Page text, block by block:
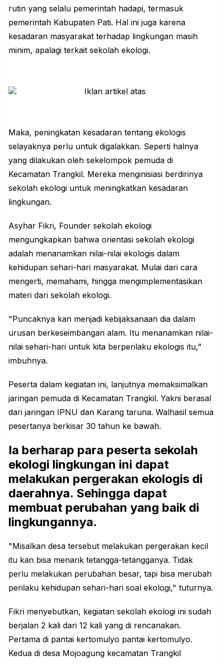
rutin yang selalu pemerintah hadapi, termasuk
pemerintah Kabupaten Pati. Hal ini juga karena
kesadaran masyarakat terhadap lingkungan masih
minim, apalagi terkait sekolah ekologi.
Maka, peningkatan kesadaran tentang ekologis
selayaknya perlu untuk digalakkan. Seperti halnya
yang dilakukan oleh sekelompok pemuda di
Kecamatan Trangkil. Mereka menginisiasi berdirinya
sekolah ekologi untuk meningkatkan kesadaran
lingkungan.
Asyhar Fikri, Founder sekolah ekologi
mengungkapkan bahwa orientasi sekolah ekologi
adalah menanamkan nilai-nilai ekologis dalam
kehidupan sehari-hari masyarakat. Mulai dari cara
mengerti, memahami, hingga mengimplementasikan
materi dari sekolah ekologi.
"Puncaknya kan menjadi kebijaksanaan dia dalam
urusan berkeseimbangan alam. Itu menanamkan nilai-
nilai sehari-hari untuk kita berperilaku ekologis itu,"
imbuhnya.
Peserta dalam kegiatan ini, lanjutnya memaksimalkan
jaringan pemuda di Kecamatan Trangkil. Yakni berasal
dari jaringan IPNU dan Karang taruna. Walhasil semua
pesertanya berkisar 30 tahun ke bawah.
Ia berharap para peserta sekolah
ekologi lingkungan ini dapat
melakukan pergerakan ekologis di
daerahnya. Sehingga dapat
membuat perubahan yang baik di
lingkungannya.
"Misalkan desa tersebut melakukan pergerakan kecil
itu kan bisa menarik tetangga-tetangganya. Tidak
perlu melakukan perubahan besar, tapi bisa merubah
perilaku kehidupan sehari-hari soal ekologi," tuturnya.
Fikri menyebutkan, kegiatan sekolah ekologi ini sudah
berjalan 2 kali dari 12 kali yang di rencanakan.
Pertama di pantai kertomulyo pantai kertomulyo.
Kedua di desa Mojoagung kecamatan Trangkil